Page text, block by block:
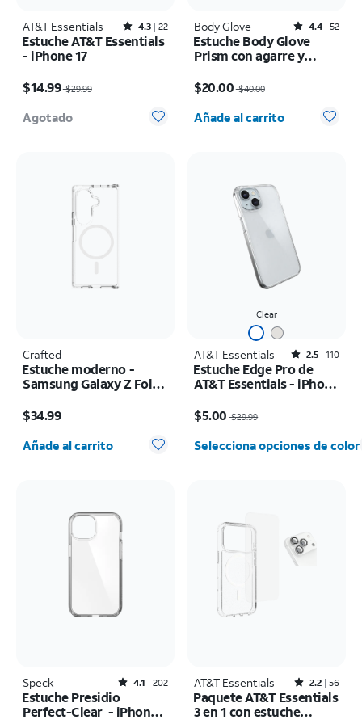
AT&T Essentials Rated4.3out of 5 stars with22reviews
4.3 22
Estuche AT&T Essentials
- iPhone 17
$14.99$29.99
Agotado
Body Glove Rated4.4out of 5 stars with52reviews
4.4 52
Estuche Body Glove
Prism con agarre y
$20.00$40.00
Cantidad seleccionada: 0
Añade al carrito
Crafted
Estuche moderno -
Samsung Galaxy Z Fold8
$34.99
Cantidad seleccionada: 0
Añade al carrito
Clear
AT&T Essentials Rated2.5out of 5 stars with110reviews
2.5 110
Estuche Edge Pro de
AT&T Essentials - iPhone
$5.00 $29.99
Selecciona opciones de color
Speck Rated4.1out of 5 stars with202reviews
4.1 202
Estuche Presidio
Perfect-Clear - iPhone
AT&T Essentials Rated2.2out of 5 stars with56reviews
2.2 56
Paquete AT&T Essentials
3 en 1 con estuche